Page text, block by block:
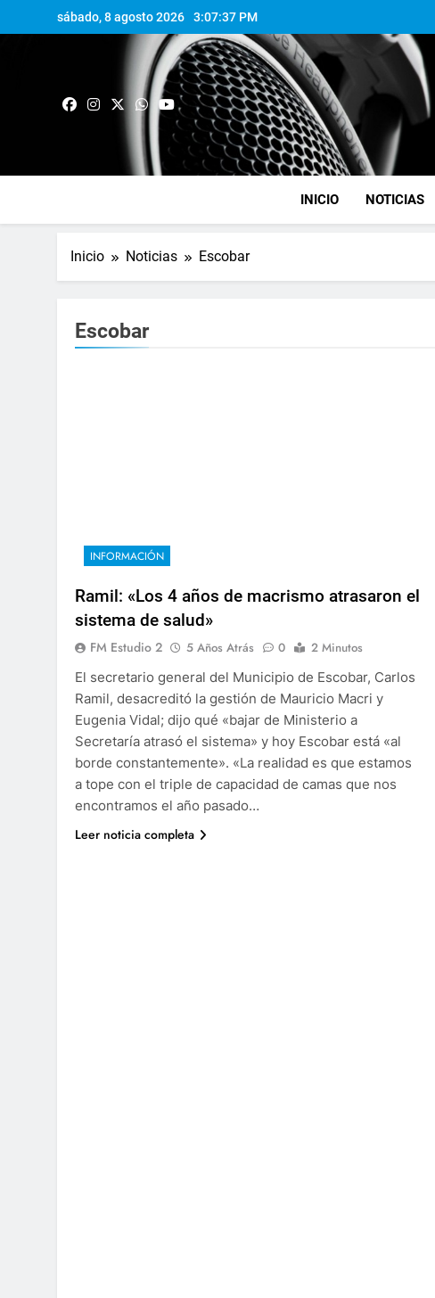
sábado, 8 agosto 2026 3:07:38 PM
INICIO NOTICIAS
Inicio Noticias Escobar
Escobar
INFORMACIÓN
Ramil: «Los 4 años de macrismo atrasaron el
sistema de salud»
FM Estudio 2 5 Años Atrás 0
2 Minutos
El secretario general del Municipio de Escobar, Carlos
Ramil, desacreditó la gestión de Mauricio Macri y
Eugenia Vidal; dijo qué «bajar de Ministerio a
Secretaría atrasó el sistema» y hoy Escobar está «al
borde constantemente». «La realidad es que estamos
a tope con el triple de capacidad de camas que nos
encontramos el año pasado…
Leer noticia completa